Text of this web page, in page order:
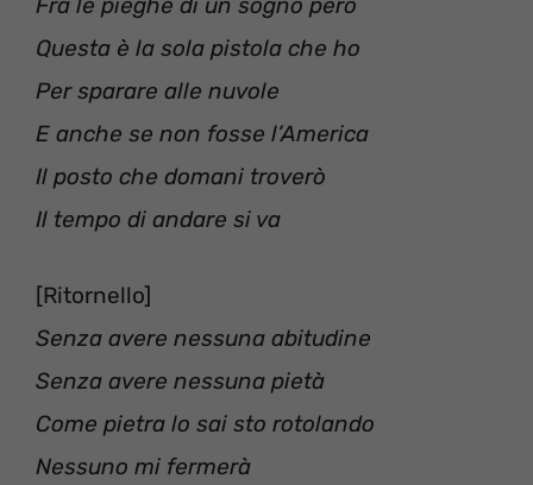
Questa è la sola pistola che ho
Per sparare alle nuvole
E anche se non fosse l’America
Il posto che domani troverò
Il tempo di andare si va
[Ritornello]
Senza avere nessuna abitudine
Senza avere nessuna pietà
Come pietra lo sai sto rotolando
Nessuno mi fermerà